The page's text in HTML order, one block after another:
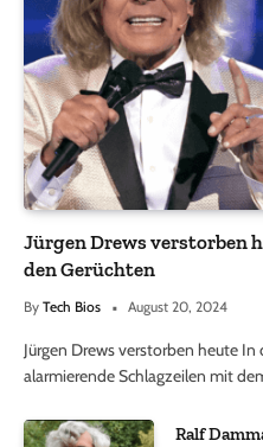
Jürgen Drews verstorben
den Gerüchten
By Tech Bios August 20, 2024
Jürgen Drews verstorben heute
alarmierende Schlagzeilen mit
Ralf